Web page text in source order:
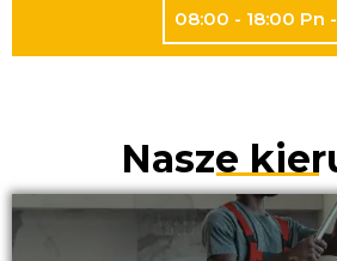
08:00 - 18:00 Pn
Nasze